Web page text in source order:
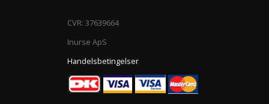
CVR: 37639664
Inurse ApS
Handelsbetingelser